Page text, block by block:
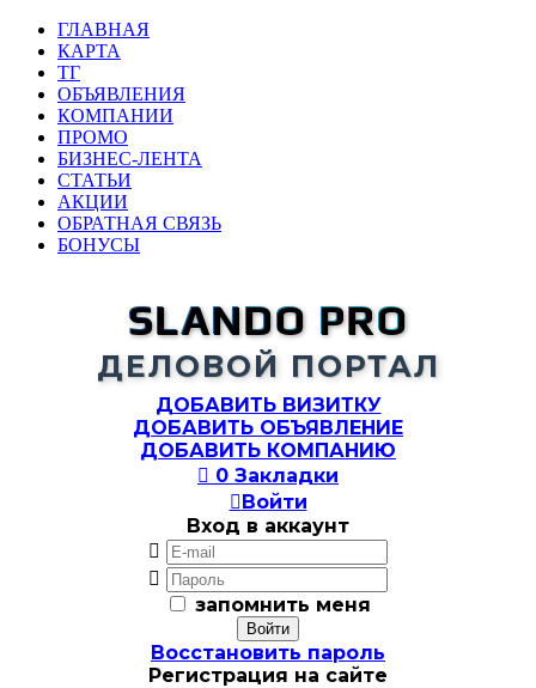
ГЛАВНАЯ
КАРТА
ТГ
ОБЪЯВЛЕНИЯ
КОМПАНИИ
ПРОМО
БИЗНЕС-ЛЕНТА
СТАТЬИ
АКЦИИ
ОБРАТНАЯ СВЯЗЬ
БОНУСЫ
SLANDO PRO
ДЕЛОВОЙ ПОРТАЛ
ДОБАВИТЬ ВИЗИТКУ
ДОБАВИТЬ ОБЪЯВЛЕНИЕ
ДОБАВИТЬ КОМПАНИЮ
 0 Закладки
Войти
Вход в аккаунт


запомнить меня
Восстановить пароль
Регистрация на сайте